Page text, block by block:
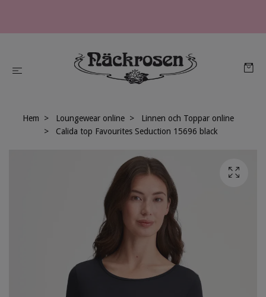
Hem Loungewear online
Linnen och Toppar online
Calida top Favourites Seduction 15696 black